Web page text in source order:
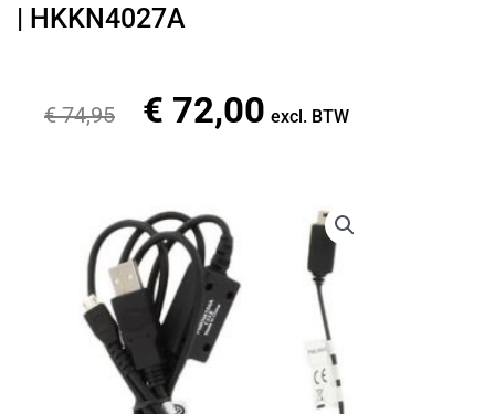
| HKKN4027A
€74,95
Oorspronkelijke
€ 72,00 Huidige
excl. BTW